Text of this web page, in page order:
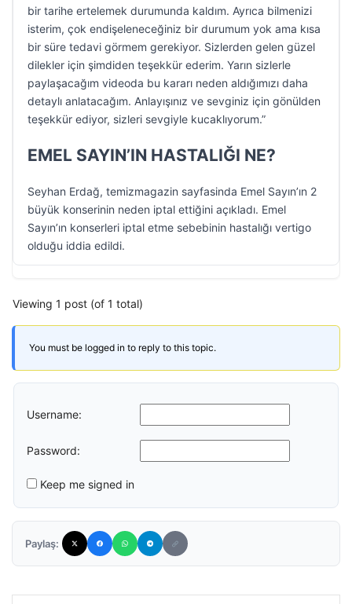
bir tarihe ertelemek durumunda kaldım. Ayrıca bilmenizi
isterim, çok endişeleneceğiniz bir durumum yok ama kısa
bir süre tedavi görmem gerekiyor. Sizlerden gelen güzel
dilekler için şimdiden teşekkür ederim. Yarın sizlerle
paylaşacağım videoda bu kararı neden aldığımızı daha
detaylı anlatacağım. Anlayışınız ve sevginiz için gönülden
teşekkür ediyor, sizleri sevgiyle kucaklıyorum.”
EMEL SAYIN’IN HASTALIĞI NE?
Seyhan Erdağ, temizmagazin sayfasinda Emel Sayın’ın 2
büyük konserinin neden iptal ettiğini açıkladı. Emel
Sayın’ın konserleri iptal etme sebebinin hastalığı vertigo
olduğu iddia edildi.
Viewing 1 post (of 1 total)
You must be logged in to reply to this topic.
Username:
Password:
Keep me signed in
Paylaş: